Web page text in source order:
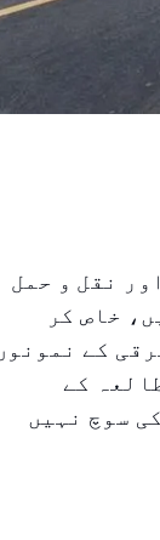
نقل و حمل
خاص کر
کے
کے
سوچ نہیں